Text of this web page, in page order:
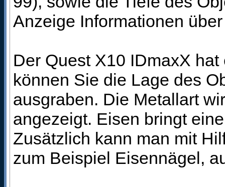
Anzeige Informationen
Der Quest X10 IDmaxX
können Sie die Lage des
ausgraben. Die Metallart
angezeigt. Eisen bringt
Zusätzlich kann man mit
zum Beispiel Eisennägel,